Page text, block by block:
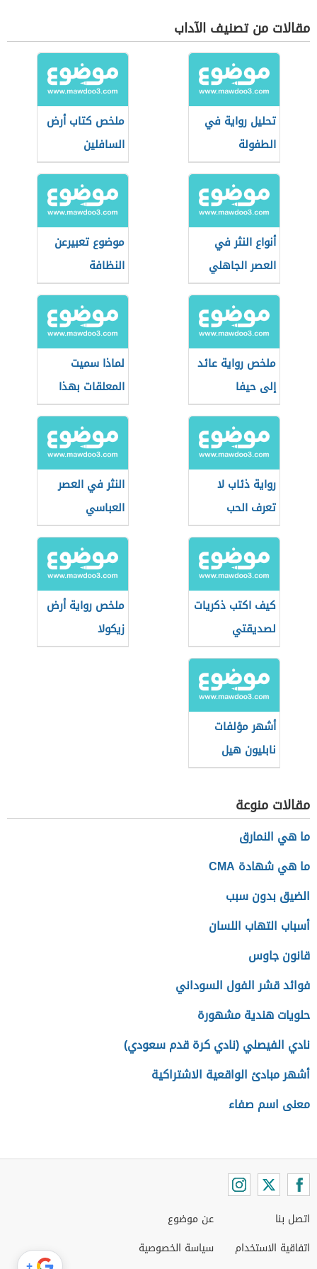
مقالات من تصنيف الآداب
تحليل رواية في
الطفولة
ملخص كتاب أرض
السافلين
أنواع النثر في
العصر الجاهلي
موضوع تعبيرعن
النظافة
ملخص رواية عائد
إلى حيفا
لماذا سميت
المعلقات بهذا
الاسم
رواية ذئاب لا
تعرف الحب
النثر في العصر
العباسي
كيف اكتب ذكريات
لصديقتي
ملخص رواية أرض
زيكولا
أشهر مؤلفات
نابليون هيل
مقالات منوعة
ما هي النمارق
ما هي شهادة CMA
الضيق بدون سبب
أسباب التهاب اللسان
قانون جاوس
فوائد قشر الفول السوداني
حلويات هندية مشهورة
نادي الفيصلي (نادي كرة قدم سعودي)
أشهر مبادئ الواقعية الاشتراكية
معنى اسم صفاء
اتصل بنا
اتفاقية الاستخدام
عن موضوع
سياسة الخصوصية